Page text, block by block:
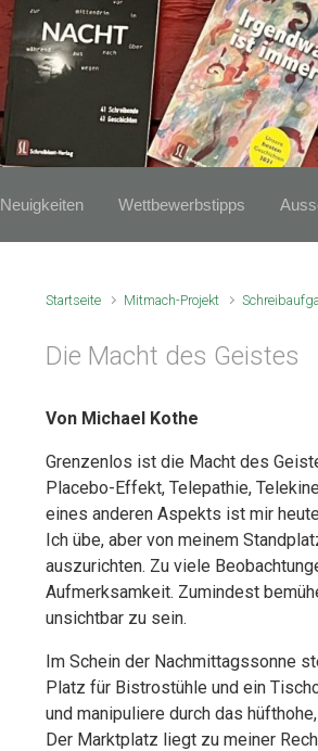
Neuigkeiten Wettbewerbstipps
Startseite Mitmach-Projekt
Die Macht des Geistes
Von Michael Kothe
Grenzenlos ist die Macht des
Placebo-Effekt, Telepathie,
eines anderen Aspekts ist mir
Ich übe, aber von meinem
auszurichten. Zu viele
Aufmerksamkeit. Zumindest
unsichtbar zu sein.
Im Schein der Nachmittagssonne
Platz für Bistrostühle und ein
und manipuliere durch das
Der Marktplatz liegt zu meiner